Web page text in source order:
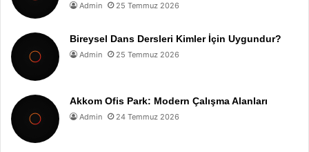
Admin 25 Temmuz 2026
Bireysel Dans Dersleri Kimler İçin Uygundur?
Admin 25 Temmuz 2026
Akkom Ofis Park: Modern Çalışma Alanları
Admin 24 Temmuz 2026